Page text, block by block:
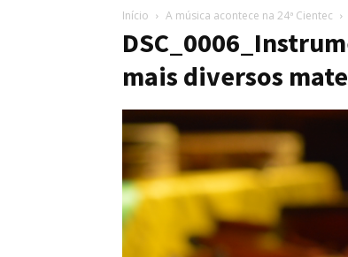
Início A música acontece na 24ª Cientec
mais diversos